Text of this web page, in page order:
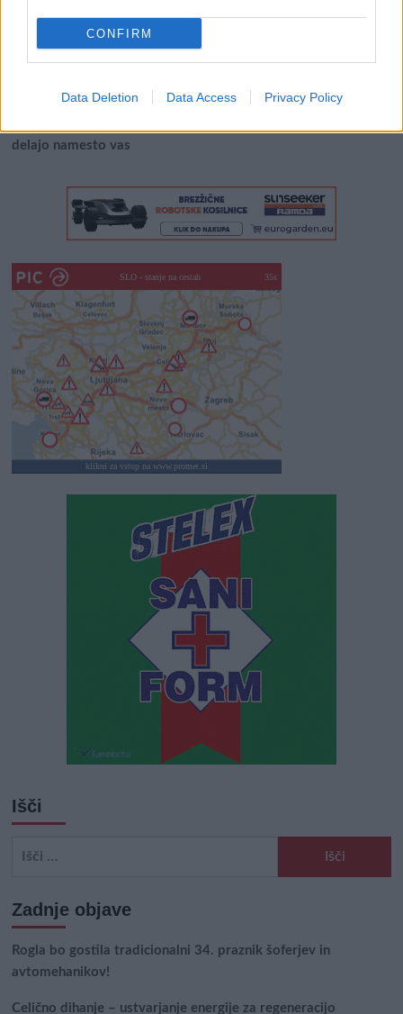
CONFIRM
Data Deletion Data Access Privacy Policy
Celično dihanje – ustvarjanje energije za regeneracijo
Najboljši vrtni stroji Castelgarden za urejanje trate
Kam na izlet v Posočju? Odkrij Most na Soči
delajo namesto vas
SLO - stanje na cestah 30s
klikni za vstop na www.promet.si
Išči
Zadnje objave
Rogla bo gostila tradicionalni 34. praznik šoferjev in
avtomehanikov!
Celično dihanje – ustvarjanje energije za regeneracijo